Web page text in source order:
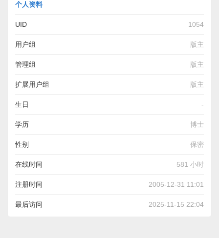
个人资料
UID 1054
用户组 版主
管理组 版主
扩展用户组 版主
生日 -
学历 博士
性别 保密
在线时间 581 小时
注册时间 2005-12-31 11:01
最后访问 2025-11-15 22:04